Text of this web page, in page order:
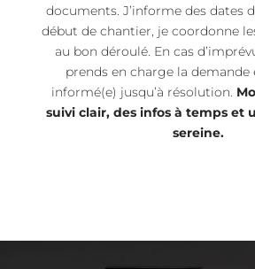
documents. J’informe des dates
début de chantier, je coordonne
au bon déroulé. En cas
prends en charge la demande
informé(e) jusqu’à résolution.
suivi clair, des infos à temps et
sereine.